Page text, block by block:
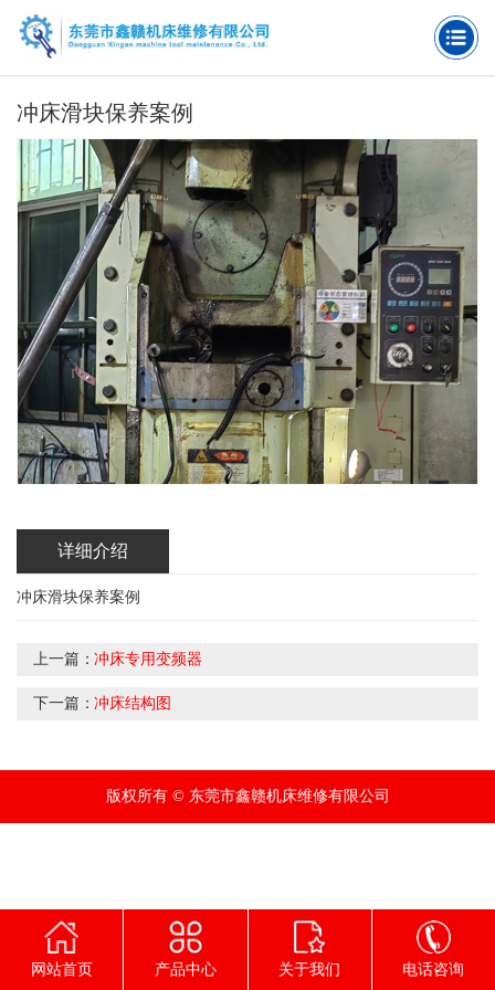
冲床滑块保养案例
详细介绍
冲床滑块保养案例
上一篇：冲床专用变频器
下一篇：冲床结构图
版权所有 © 东莞市鑫赣机床维修有限公司
网站首页 产品中心 关于我们 电话咨询